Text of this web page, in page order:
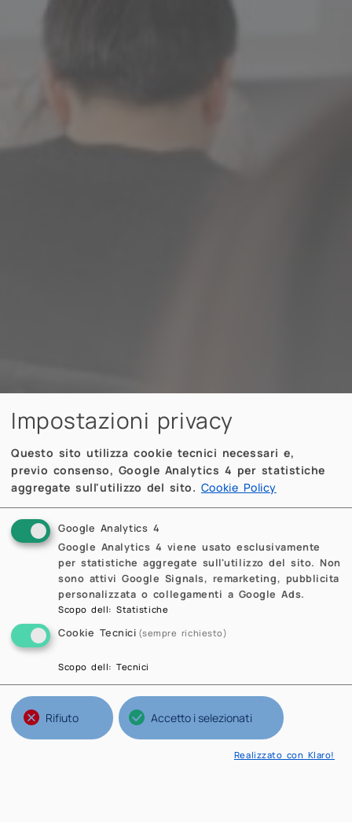
Impostazioni privacy
Questo sito utilizza cookie tecnici necessari e,
previo consenso, Google Analytics 4 per statistiche
aggregate sull'utilizzo del sito. Cookie Policy
Google Analytics 4
Google Analytics 4 viene usato esclusivamente
per statistiche aggregate sull'utilizzo del sito. Non
sono attivi Google Signals, remarketing, pubblicita
personalizzata o collegamenti a Google Ads.
Scopo dell:Statistiche
Cookie Tecnici (sempre richiesto)
Scopo dell:Tecnici
Rifiuto Accetto i selezionati
Realizzato con Klaro!